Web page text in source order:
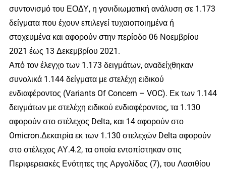
συντονισμό του ΕΟΔΥ, η γονιδιωματική ανάλυση σε 1.173
δείγματα που έχουν επιλεγεί τυχαιοποιημένα ή
στοχευμένα και αφορούν στην περίοδο 06 Νοεμβρίου
2021 έως 13 Δεκεμβρίου 2021.
Από τον έλεγχο των 1.173 δειγμάτων, αναδείχθηκαν
συνολικά 1.144 δείγματα με στελέχη ειδικού
ενδιαφέροντος (Variants Of Concern – VOC). Εκ των 1.144
δειγμάτων με στελέχη ειδικού ενδιαφέροντος, τα 1.130
αφορούν στο στέλεχος Delta, και 14 αφορούν στο
Omicron.Δεκατρία εκ των 1.130 στελεχών Delta αφορούν
στο στέλεχος ΑΥ.4.2, τα οποία εντοπίστηκαν στις
Περιφερειακές Ενότητες της Αργολίδας (7), του Λασιθίου